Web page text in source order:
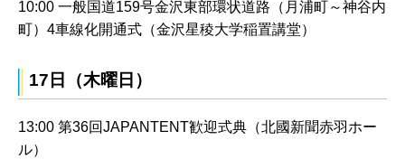
10:00 一般国道159号金沢東部環状道路（月浦町～神谷内
町）4車線化開通式（金沢星稜大学稲置講堂）
17日（木曜日）
13:00 第36回JAPANTENT歓迎式典（北國新聞赤羽ホー
ル）